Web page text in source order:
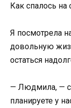
Как спалось
Я посмотрела
довольную
остаться
— Людмила, —
планируете у